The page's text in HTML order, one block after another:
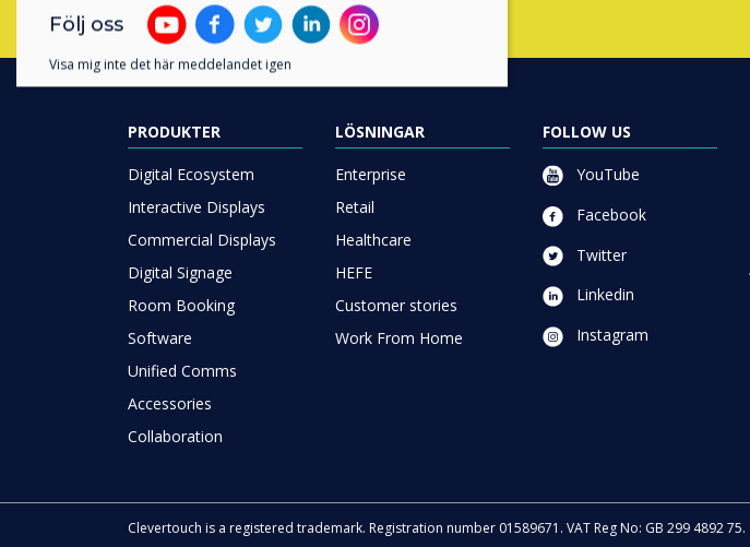
PRODUKTER
Digital Ecosystem
Interactive Displays
Commercial Displays
Digital Signage
Room Booking
Software
Unified Comms
Accessories
Collaboration
LÖSNINGAR
Enterprise
Retail
Healthcare
HEFE
Customer stories
Work From Home
FOLLOW US
YouTube
Facebook
Twitter
Linkedin
Instagram
Clevertouch is a registered trademark. Registration number 01589671. VAT Reg No: GB 299 4892 75.
Följ oss
Visa mig inte det här meddelandet igen